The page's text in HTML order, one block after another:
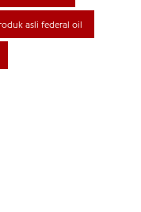
asli federal oil